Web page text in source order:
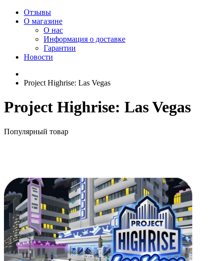
Отзывы
О магазине
О нас
Информация о доставке
Гарантии
Новости
Project Highrise: Las Vegas
Project Highrise: Las Vegas
Популярный товар